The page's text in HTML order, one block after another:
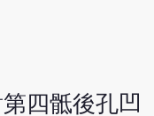
四骶後孔凹